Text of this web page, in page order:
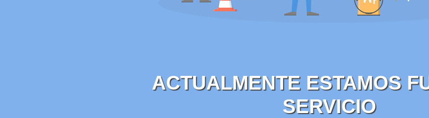
ACTUALMENTE ESTAMOS
SERVICIO